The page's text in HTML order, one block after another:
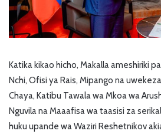
Katika kikao hicho, Makalla ameshiriki
Nchi, Ofisi ya Rais, Mipango na
Chaya, Katibu Tawala wa Mkoa wa
Nguvila na Maaafisa wa taasisi za
huku upande wa Waziri Reshetnikov